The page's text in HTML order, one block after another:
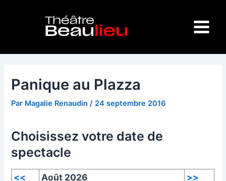
Menu
Panique au Plazza
Par Magalie Renaudin/ 24 septembre 2016
Choisissez votre date de
spectacle
<< Août 2026 >>